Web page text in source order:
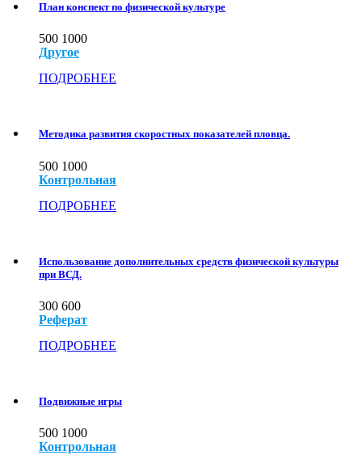
План конспект по физической культуре
500 1000
Другое
ПОДРОБНЕЕ
Методика развития скоростных показателей пловца.
500 1000
Контрольная
ПОДРОБНЕЕ
Использование дополнительных средств физической культуры
при ВСД.
300 600
Реферат
ПОДРОБНЕЕ
Подвижные игры
500 1000
Контрольная